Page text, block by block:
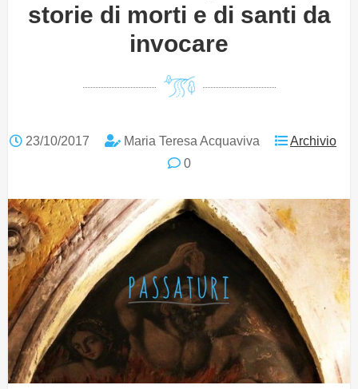
storie di morti e di santi da
invocare
23/10/2017 Maria Teresa Acquaviva
Archivio
0